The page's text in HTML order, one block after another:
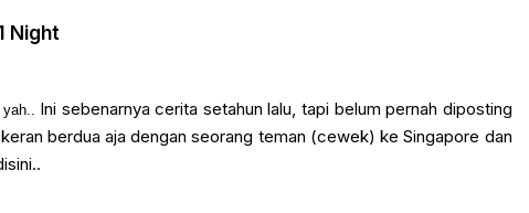
Night
yah.. Ini sebenarnya cerita setahun lalu, tapi belum pernah diposting
berdua aja dengan seorang teman (cewek) ke Singapore dan
.